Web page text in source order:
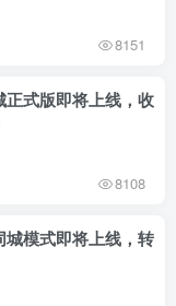
8151
正式版即将上线，收
8108
城模式即将上线，转